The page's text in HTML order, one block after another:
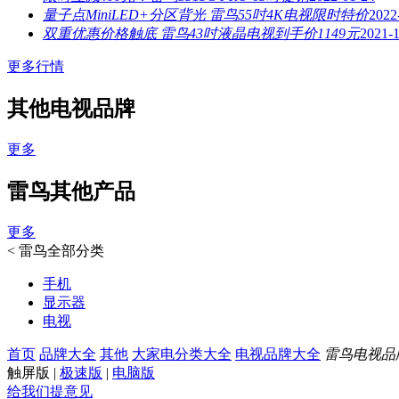
量子点MiniLED+分区背光 雷鸟55吋4K电视限时特价
双重优惠价格触底 雷鸟43吋液晶电视到手价1149元2021-
更多行情
其他电视品牌
更多
雷鸟其他产品
更多
< 雷鸟全部分类
手机
显示器
电视
首页 品牌大全 其他 大家电分类大全 电视品牌大全 雷鸟电视
触屏版 | 极速版 | 电脑版
给我们提意见